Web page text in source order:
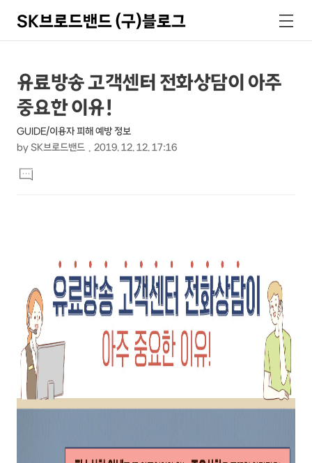
SK브로드밴드 (구)블로그
색
메
뉴
상
세
컨
텐
츠
본
문
제
목
유료방송 고객센터 전화상담이 아주
중요한 이유!
GUIDE/이용자 피해 예방 정보
by SK브로드밴드 2019. 12. 12. 17:16
문
댓
글